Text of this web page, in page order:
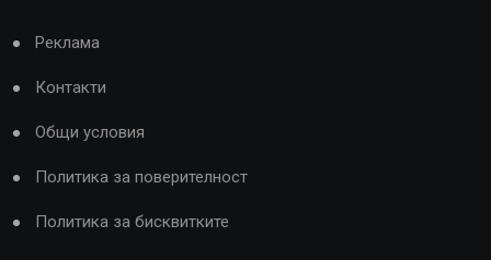
Реклама
Контакти
Общи условия
Политика за поверителност
Политика за бисквитките